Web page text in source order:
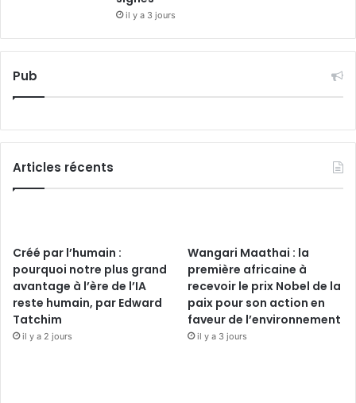
il y a 3 jours
Pub
Articles récents
Créé par l’humain :
pourquoi notre plus grand
avantage à l’ère de l’IA
reste humain, par Edward
Tatchim
il y a 2 jours
Wangari Maathai : la
première africaine à
recevoir le prix Nobel de la
paix pour son action en
faveur de l’environnement
il y a 3 jours